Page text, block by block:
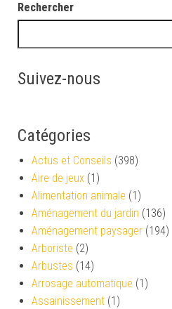
Rechercher
Suivez-nous
Catégories
Actus et Conseils (398)
Aire de jeux (1)
Alimentation animale (1)
Aménagement du jardin (136)
Aménagement paysager (194)
Arboriste (2)
Arbustes (14)
Arrosage automatique (1)
Assainissement (1)